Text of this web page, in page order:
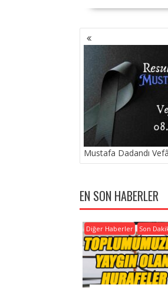
YAZI
GEZINMESI
Mustafa Dadandı
EN SON HABERLER
Diğer Haberler Son